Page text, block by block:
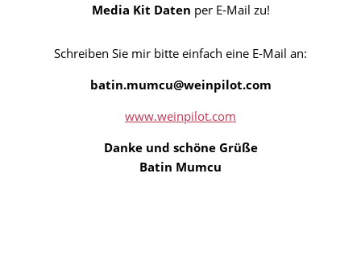
Media Kit Daten per E-Mail zu!
Schreiben Sie mir bitte einfach eine E-Mail an:
batin.mumcu@weinpilot.com
www.weinpilot.com
Danke und schöne Grüße
Batin Mumcu